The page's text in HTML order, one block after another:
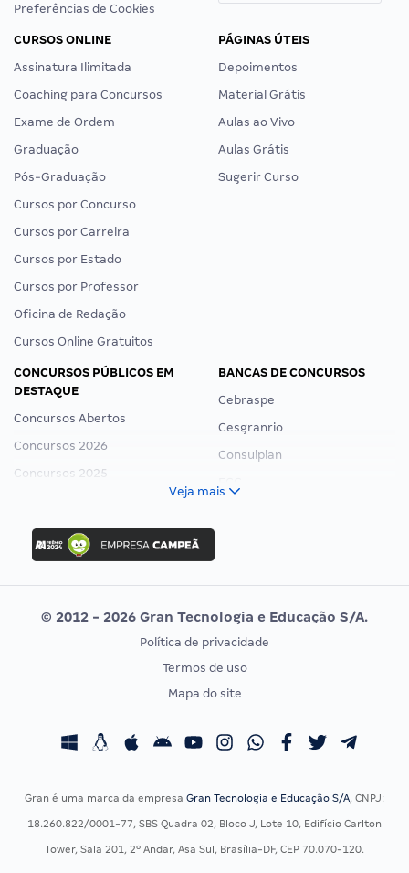
Preferências de Cookies
CURSOS ONLINE
Assinatura Ilimitada
Coaching para Concursos
Exame de Ordem
Graduação
Pós-Graduação
Cursos por Concurso
Cursos por Carreira
Cursos por Estado
Cursos por Professor
Oficina de Redação
Cursos Online Gratuitos
PÁGINAS ÚTEIS
Depoimentos
Material Grátis
Aulas ao Vivo
Aulas Grátis
Sugerir Curso
CONCURSOS PÚBLICOS EM
DESTAQUE
Concursos Abertos
Concursos 2026
Concursos 2025
Concurso Ibama
Concurso MPU
Editais publicados
BANCAS DE CONCURSOS
Cebraspe
Cesgranrio
Consulplan
Vunesp
CONCURSOS POR PROFISSÃO
Concursos Fiscais
EXAME DE ORDEM
Calendário OAB
Veja mais
© 2012 - 2026 Gran Tecnologia e Educação S/A.
Política de privacidade
Termos de uso
Mapa do site
Gran é uma marca da empresa Gran Tecnologia e Educação S/A, CNPJ:
18.260.822/0001-77, SBS Quadra 02, Bloco J, Lote 10, Edifício Carlton
Tower, Sala 201, 2º Andar, Asa Sul, Brasília-DF, CEP 70.070-120.